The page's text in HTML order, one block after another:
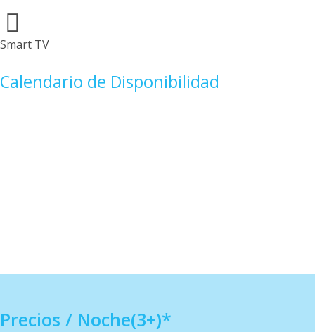
Smart TV
Calendario de Disponibilidad
Precios / Noche(3+)*